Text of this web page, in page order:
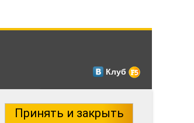
Клуб
Принять и закрыть